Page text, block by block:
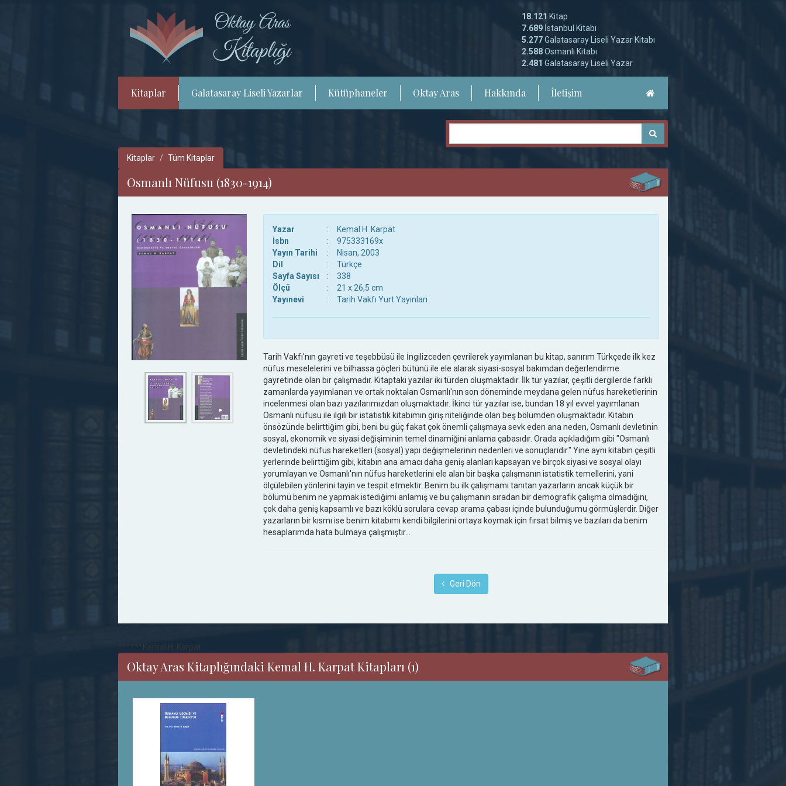
18.121 Kitap
7.689 İstanbul Kitabı
5.277Galatasaray Liseli Yazar Kitabı
2.588Osmanlı Kitabı
2.481 Galatasaray Liseli Yazar
Kitaplar Galatasaray Liseli Yazarlar Kütüphaneler Oktay Aras Hakkında İletişim
Kitaplar Tüm Kitaplar
Osmanlı Nüfusu (1830-1914)
Yazar :
Kemal H. Karpat
İsbn
:
975333169x
Yayın Tarihi
:
Nisan, 2003
Dil
:
Türkçe
Sayfa Sayısı
:
338
Ölçü
:
21 x 26,5 cm
Yayınevi
: Tarih Vakfı Yurt Yayınları
Tarih Vakfı'nın gayreti ve teşebbüsü ile İngilizceden çevrilerek yayımlanan bu kitap, sanırım Türkçede ilk kez
nüfus meselelerini ve bilhassa göçleri bütünü ile ele alarak siyasi-sosyal bakımdan değerlendirme
gayretinde olan bir çalışmadır. Kitaptaki yazılar iki türden oluşmaktadır. İlk tür yazılar, çeşitli dergilerde farklı
zamanlarda yayımlanan ve ortak noktalan Osmanlı'nın son döneminde meydana gelen nüfus hareketlerinin
incelenmesi olan bazı yazılarımızdan oluşmaktadır. İkinci tür yazılar ise, bundan 18 yıl evvel yayımlanan
Osmanlı nüfusu ile ilgili bir istatistik kitabımın giriş niteliğinde olan beş bölümden oluşmaktadır. Kitabın
önsözünde belirttiğim gibi, beni bu güç fakat çok önemli çalışmaya sevk eden ana neden, Osmanlı devletinin
sosyal, ekonomik ve siyasi değişiminin temel dinamiğini anlama çabasıdır. Orada açıkladığım gibi "Osmanlı
devletindeki nüfus hareketleri (sosyal) yapı değişmelerinin nedenleri ve sonuçlarıdır." Yine aynı kitabın çeşitli
yerlerinde belirttiğim gibi, kitabın ana amacı daha geniş alanları kapsayan ve birçok siyasi ve sosyal olayı
yorumlayan ve Osmanlı'nın nüfus hareketlerini ele alan bir başka çalışmanın istatistik temellerini, yani
ölçülebilen yönlerini tayin ve tespit etmektir. Benim bu ilk çalışmamı tanıtan yazarların ancak küçük bir
bölümü benim ne yapmak istediğimi anlamış ve bu çalışmanın sıradan bir demografik çalışma olmadığını,
çok daha geniş kapsamlı ve bazı köklü sorulara cevap arama çabası içinde bulunduğumu görmüşlerdir. Diğer
yazarların bir kısmı ise benim kitabımı kendi bilgilerini ortaya koymak için fırsat bilmiş ve bazıları da benim
hesaplarımda hata bulmaya çalışmıştır…
Geri Dön
******Kemal H. Karpat
Oktay Aras Kitaplığındaki Kemal H. Karpat Kitapları (1)